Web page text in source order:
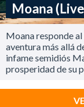
Moana
Moana responde
aventura más allá
infame semidiós
prosperidad de su